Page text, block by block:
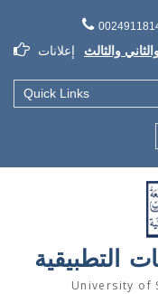
contentإعلانات
الدراسية
Quick Links
التطبيقية
University of